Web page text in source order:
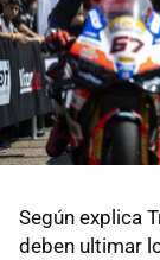
Según explica
deben ultimar